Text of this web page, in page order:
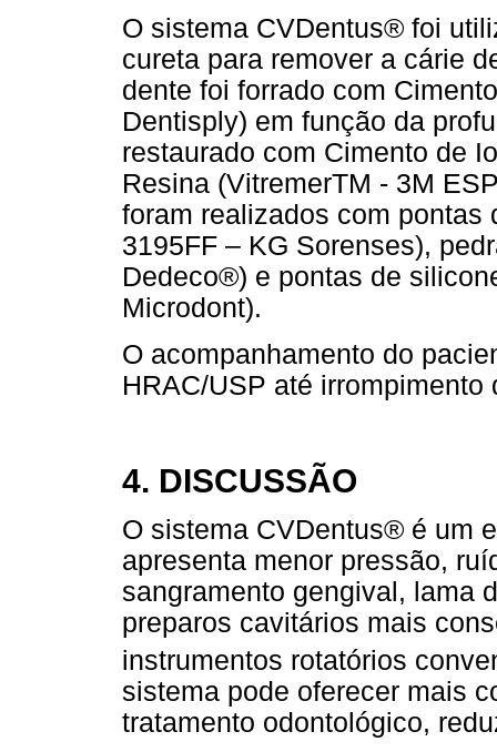
O sistema CVDentus® foi
cureta para remover a cárie
dente foi forrado com
Dentisply) em função da
restaurado com Cimento de
Resina (VitremerTM - 3M
foram realizados com pontas
3195FF – KG Sorenses),
Dedeco®) e pontas de
Microdont).
O acompanhamento do
HRAC/USP até
4. DISCUSSÃO
O sistema CVDentus® é um
apresenta menor pressão,
sangramento gengival, lama
preparos cavitários mais
instrumentos rotatórios
sistema pode oferecer mais
tratamento odontológico,